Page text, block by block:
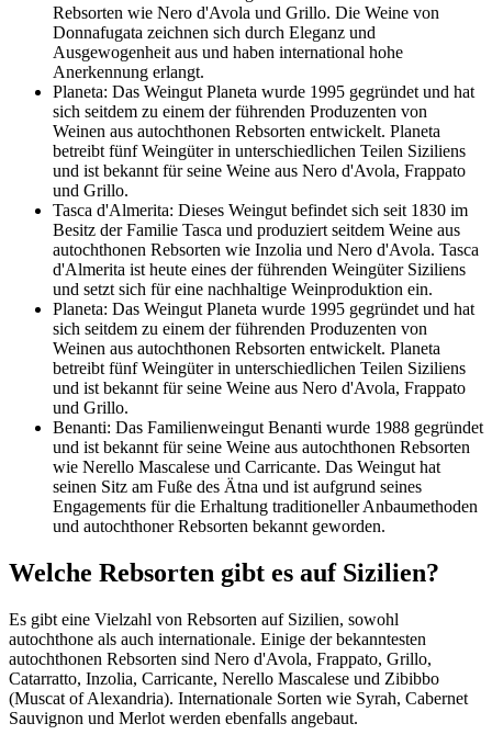
Rebsorten wie Nero d'Avola und Grillo. Die Weine von
Donnafugata zeichnen sich durch Eleganz und
Ausgewogenheit aus und haben international hohe
Anerkennung erlangt.
Planeta: Das Weingut Planeta wurde 1995 gegründet und hat
sich seitdem zu einem der führenden Produzenten von
Weinen aus autochthonen Rebsorten entwickelt. Planeta
betreibt fünf Weingüter in unterschiedlichen Teilen Siziliens
und ist bekannt für seine Weine aus Nero d'Avola, Frappato
und Grillo.
Tasca d'Almerita: Dieses Weingut befindet sich seit 1830 im
Besitz der Familie Tasca und produziert seitdem Weine aus
autochthonen Rebsorten wie Inzolia und Nero d'Avola. Tasca
d'Almerita ist heute eines der führenden Weingüter Siziliens
und setzt sich für eine nachhaltige Weinproduktion ein.
Planeta: Das Weingut Planeta wurde 1995 gegründet und hat
sich seitdem zu einem der führenden Produzenten von
Weinen aus autochthonen Rebsorten entwickelt. Planeta
betreibt fünf Weingüter in unterschiedlichen Teilen Siziliens
und ist bekannt für seine Weine aus Nero d'Avola, Frappato
und Grillo.
Benanti: Das Familienweingut Benanti wurde 1988 gegründet
und ist bekannt für seine Weine aus autochthonen Rebsorten
wie Nerello Mascalese und Carricante. Das Weingut hat
seinen Sitz am Fuße des Ätna und ist aufgrund seines
Engagements für die Erhaltung traditioneller Anbaumethoden
und autochthoner Rebsorten bekannt geworden.
Welche Rebsorten gibt es auf Sizilien?
Es gibt eine Vielzahl von Rebsorten auf Sizilien, sowohl
autochthone als auch internationale. Einige der bekanntesten
autochthonen Rebsorten sind Nero d'Avola, Frappato, Grillo,
Catarratto, Inzolia, Carricante, Nerello Mascalese und Zibibbo
(Muscat of Alexandria). Internationale Sorten wie Syrah, Cabernet
Sauvignon und Merlot werden ebenfalls angebaut.